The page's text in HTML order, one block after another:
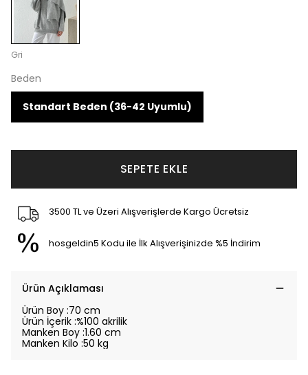
Gri
Beden
Standart Beden (36-42 Uyumlu)
SEPETE EKLE
3500 TL ve Üzeri Alışverişlerde Kargo Ücretsiz
hosgeldin5 Kodu ile İlk Alışverişinizde %5 İndirim
Ürün Açıklaması
Ürün Boy :70 cm
Ürün İçerik :%100 akrilik
Manken Boy :1.60 cm
Manken Kilo :50 kg